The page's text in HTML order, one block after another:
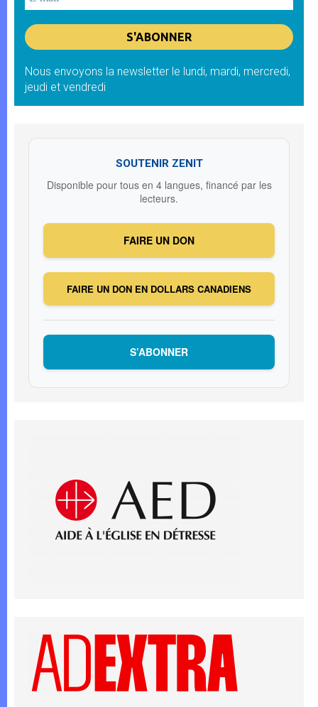
Nous envoyons la newsletter le lundi, mardi, mercredi,
jeudi et vendredi
SOUTENIR ZENIT
Disponible pour tous en 4 langues, financé par les
lecteurs.
FAIRE UN DON
FAIRE UN DON EN DOLLARS CANADIENS
S’ABONNER